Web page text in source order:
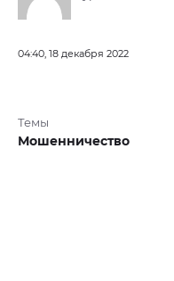
04:40, 18 декабря 2022
Темы
Мошенничество